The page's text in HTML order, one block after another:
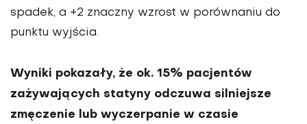
spadek, a +2 znacz­ny wzrost w porównaniu do
punktu wyjścia.
Wyniki pokazały, że ok. 15% pacjen­tów
zażywających statyny odczuwa silniejsze
zmęczenie lub wyczerpanie w czasie